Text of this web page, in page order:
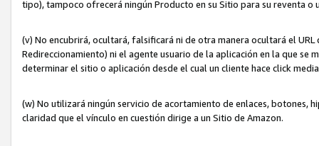
tipo), tampoco ofrecerá ningún Producto en su Sitio para su reventa o
(v) No encubrirá, ocultará, falsificará ni de otra manera ocultará el
Redireccionamiento) ni el agente usuario de la aplicación en la que
determinar el sitio o aplicación desde el cual un cliente hace click
(w) No utilizará ningún servicio de acortamiento de enlaces, botones,
claridad que el vínculo en cuestión dirige a un Sitio de Amazon.